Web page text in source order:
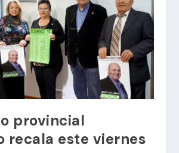
provincial
recala este viernes